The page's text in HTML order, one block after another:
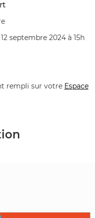
septembre 2024 à 15h
rempli sur votre Espace